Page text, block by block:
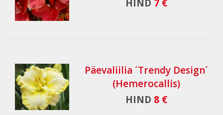
HIND 7 €
Päevaliilia ´Trendy Design´
(Hemerocallis)
HIND 8 €